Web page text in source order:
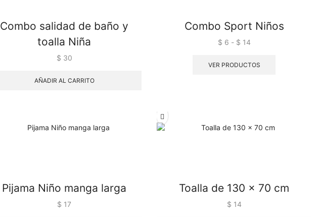
Combo salidad de baño y
toalla Niña
$ 30
AÑADIR AL CARRITO
Combo Sport Niños
$ 6 - $ 14
VER PRODUCTOS
Pijama Niño manga larga
$ 17
Toalla de 130 x 70 cm
$ 14